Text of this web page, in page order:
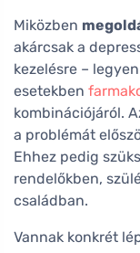
Miközben
akárcsak a
kezelésre –
esetekben
kombinációjáról.
a problémát
Ehhez pedig
rendelőkben,
családban.
Vannak konkrét